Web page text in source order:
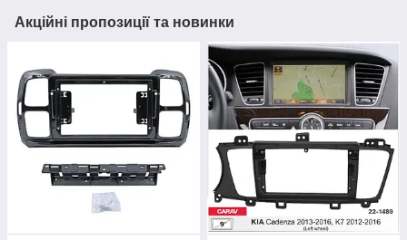
Акційні пропозиції та новинки